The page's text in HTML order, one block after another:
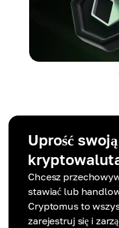
Uprość
Chcesz
stawiać lub
Cryptomus to
zarejestruj się i